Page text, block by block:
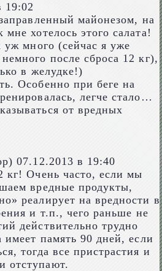
19:02
майонезом, на
хотелось этого салата!
уж много (сейчас я уже
после сброса 12 кг),
в желудке!)
Особенно при беге на
легче стало…
от вредных
07.12.2013 в 19:40
кг! Очень часто, если мы
вредные продукты,
реалирует на вредности в
и т.п., чего раньше не
действительно трудно
имеет память 90 дней, если
тогда все пристрастия и
отступают.